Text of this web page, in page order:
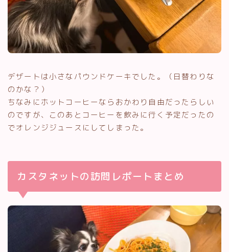
デザートは小さなパウンドケーキでした。（日替わりな
のかな？）
ちなみにホットコーヒーならおかわり自由だったらしい
のですが、このあとコーヒーを飲みに行く予定だったの
でオレンジジュースにしてしまった。
カスタネットの訪問レポートまとめ